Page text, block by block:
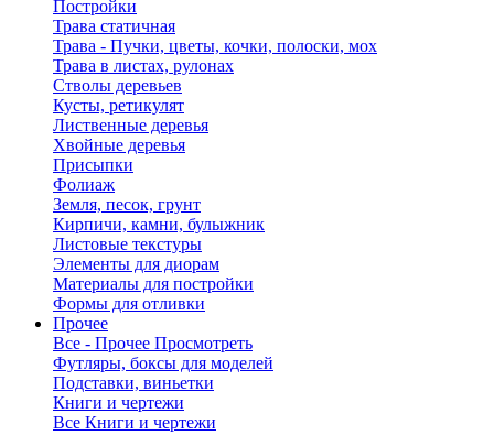
Постройки
Трава статичная
Трава - Пучки, цветы, кочки, полоски, мох
Трава в листах, рулонах
Стволы деревьев
Кусты, ретикулят
Лиственные деревья
Хвойные деревья
Присыпки
Фолиаж
Земля, песок, грунт
Кирпичи, камни, булыжник
Листовые текстуры
Элементы для диорам
Материалы для постройки
Формы для отливки
Прочее
Все - Прочее Просмотреть
Футляры, боксы для моделей
Подставки, виньетки
Книги и чертежи
Все Книги и чертежи